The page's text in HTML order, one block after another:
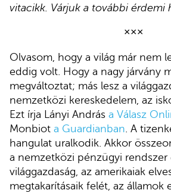
vitacikk. Várjuk a további érdemi
×××
Olvasom, hogy a világ már nem
eddig volt. Hogy a nagy járvány
megváltoztat; más lesz a
nemzetközi kereskedelem, az
Ezt írja Lányi András a Válasz
Monbiot a Guardianban. A
hangulat uralkodik. Akkor
a nemzetközi pénzügyi rendszer
világgazdaság, az amerikaiak
megtakarításaik felét, az államok